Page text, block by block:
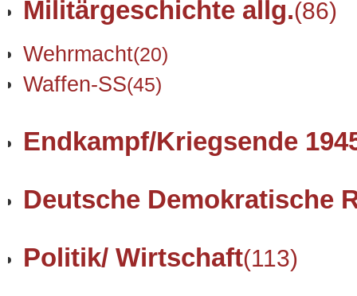
Militärgeschichte allg.(86)
Wehrmacht(20)
Waffen-SS(45)
Endkampf/Kriegsende
Deutsche Demokratische
Politik/ Wirtschaft(113)